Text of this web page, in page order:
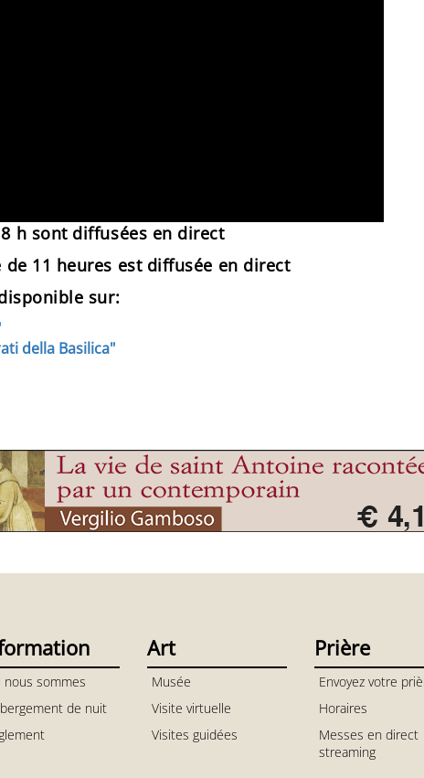
h sont diffusées en direct
de 11 heures est diffusée en direct
sur:​
della Basilica"
nous sommes
de nuit
Art
Musée
Visite virtuelle
Visites guidées
Prière
Envoyez votre
Horaires
Messes en direct
streaming